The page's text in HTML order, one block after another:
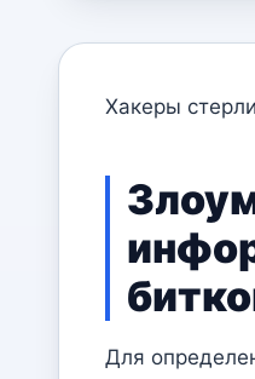
Хакеры
Для